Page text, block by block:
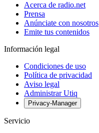
Acerca de radio.net
Prensa
Anúnciate con nosotros
Emite tus contenidos
Información legal
Condiciones de uso
Política de privacidad
Aviso legal
Administrar Utiq
Privacy-Manager
Servicio